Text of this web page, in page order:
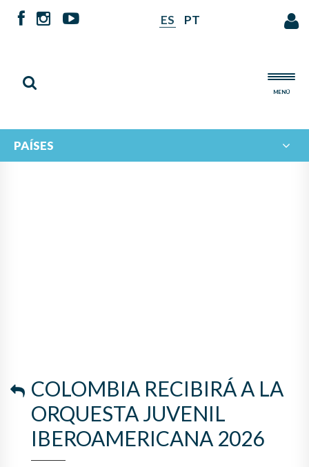
ES PT
MENÚ
PAÍSES
COLOMBIA RECIBIRÁ A LA
ORQUESTA JUVENIL
IBEROAMERICANA 2026